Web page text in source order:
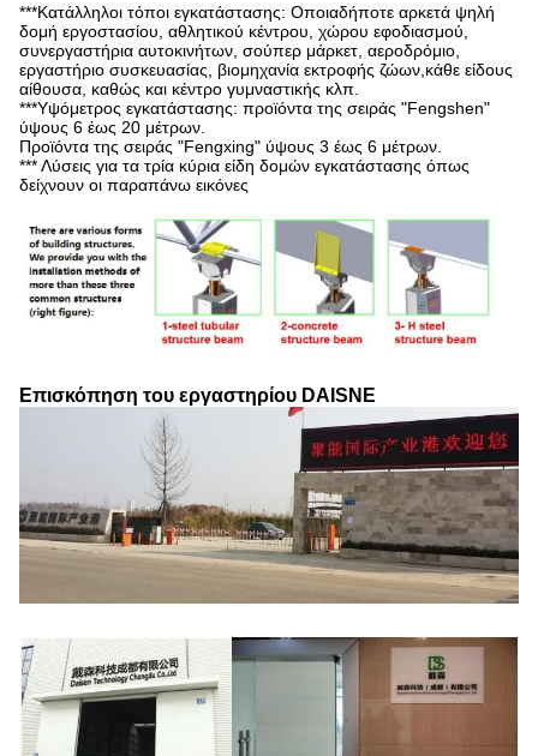
***Κατάλληλοι τόποι εγκατάστασης: Οποιαδήποτε αρκετά ψηλή
δομή εργοστασίου, αθλητικού κέντρου, χώρου εφοδιασμού,
συνεργαστήρια αυτοκινήτων, σούπερ μάρκετ, αεροδρόμιο,
εργαστήριο συσκευασίας, βιομηχανία εκτροφής ζώων,κάθε είδους
αίθουσα, καθώς και κέντρο γυμναστικής κλπ.
***Υψόμετρος εγκατάστασης: προϊόντα της σειράς "Fengshen"
ύψους 6 έως 20 μέτρων.
Προϊόντα της σειράς "Fengxing" ύψους 3 έως 6 μέτρων.
*** Λύσεις για τα τρία κύρια είδη δομών εγκατάστασης όπως
δείχνουν οι παραπάνω εικόνες
Επισκόπηση του εργαστηρίου DAISNE